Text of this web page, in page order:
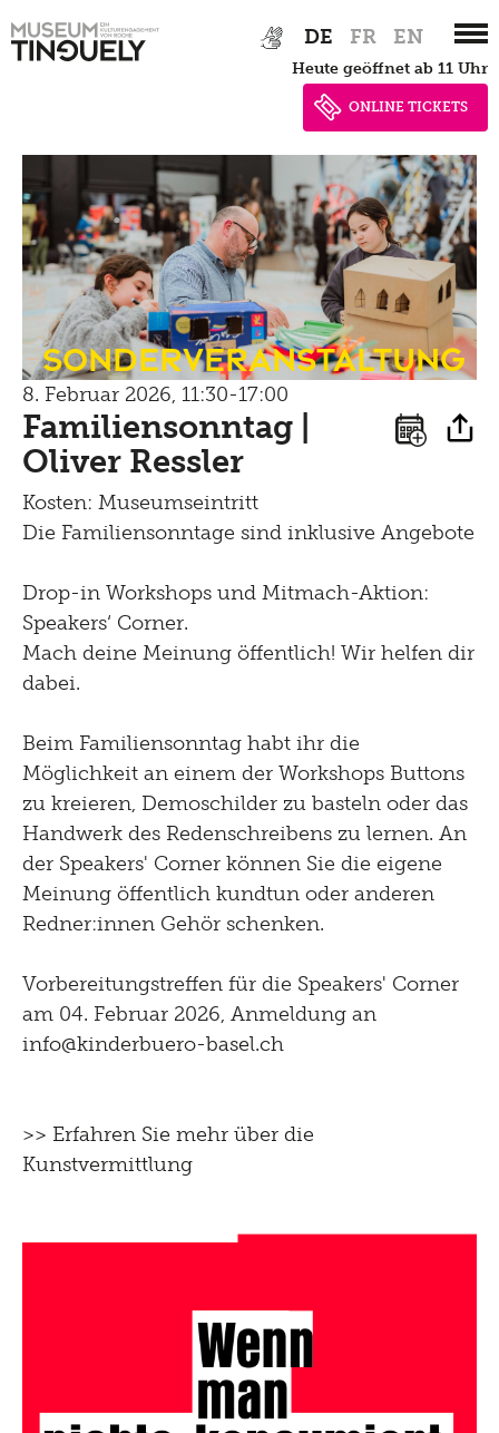
Hauptnavigation
to
DE FR EN
heute geöffnet ab 11 Uhr
ONLINE TICKETS
Sonderveranstaltung
8. Februar 2026, 11:30-17:00
Familiensonntag |
Oliver Ressler
Kosten: Museumseintritt
Die Familiensonntage sind inklusive Angebote
Drop-in Workshops und Mitmach-Aktion:
Speakers‘ Corner.
Mach deine Meinung öffentlich! Wir helfen dir
dabei.
Beim Familiensonntag habt ihr die
Möglichkeit an einem der Workshops Buttons
zu kreieren, Demoschilder zu basteln oder das
Handwerk des Redenschreibens zu lernen. An
der Speakers' Corner können Sie die eigene
Meinung öffentlich kundtun oder anderen
Redner:innen Gehör schenken.
Vorbereitungstreffen für die Speakers' Corner
am 04. Februar 2026, Anmeldung an
info@kinderbuero-basel.ch
>> Erfahren Sie mehr über die
Kunstvermittlung